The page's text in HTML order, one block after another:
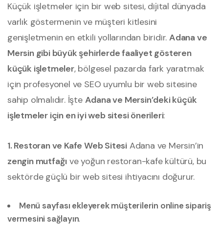
Küçük işletmeler için bir web sitesi, dijital dünyada
varlık göstermenin ve müşteri kitlesini
genişletmenin en etkili yollarından biridir. Adana ve
Mersin gibi büyük şehirlerde faaliyet gösteren
küçük işletmeler, bölgesel pazarda fark yaratmak
için profesyonel ve SEO uyumlu bir web sitesine
sahip olmalıdır. İşte Adana ve Mersin’deki küçük
işletmeler için en iyi web sitesi önerileri:
1. Restoran ve Kafe Web Sitesi Adana ve Mersin’in
zengin mutfağı ve yoğun restoran-kafe kültürü, bu
sektörde güçlü bir web sitesi ihtiyacını doğurur.
Menü sayfası ekleyerek müşterilerin online sipariş
vermesini sağlayın.